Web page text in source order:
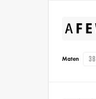
Maten 38